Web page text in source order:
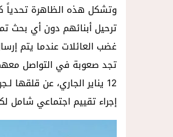
وتشكل هذه الظاهرة تحدياً
ترحيل أبنائهم دون أي بحث
غضب العائلات عندما يتم
تجد صعوبة في التواصل معهم
12 يناير الجاري، عن
إجراء تقييم اجتماعي شامل